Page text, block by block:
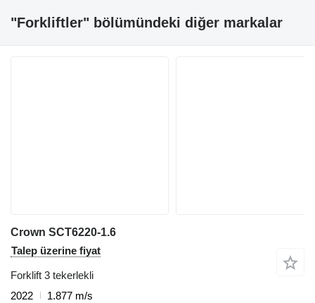
"Forkliftler" bölümündeki diğer markalar
Crown SCT6220-1.6
Talep üzerine fiyat
Forklift 3 tekerlekli
2022
1.877 m/s